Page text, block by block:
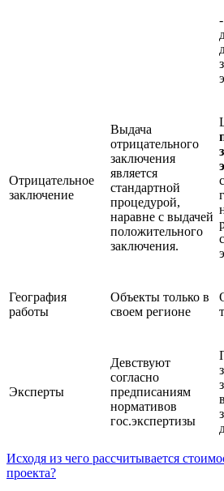
Отрицательное
заключение
Выдача
отрицательного
заключения
является
стандартной
процедурой,
наравне с выдачей
положительного
заключения.
География
работы
Объекты только в
своем регионе
Эксперты
Девствуют
согласно
предписаниям
нормативов
гос.экспертизы
Исходя из чего рассчитывается
проекта?